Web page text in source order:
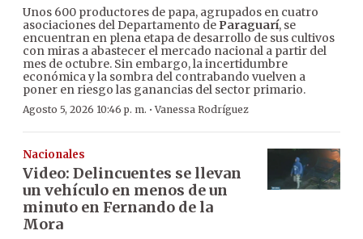
Unos 600 productores de papa, agrupados en cuatro
asociaciones del Departamento de Paraguarí, se
encuentran en plena etapa de desarrollo de sus cultivos
con miras a abastecer el mercado nacional a partir del
mes de octubre. Sin embargo, la incertidumbre
económica y la sombra del contrabando vuelven a
poner en riesgo las ganancias del sector primario.
Agosto 5, 2026 10:46 p. m. ·Vanessa Rodríguez
Nacionales
Video: Delincuentes se llevan
un vehículo en menos de un
minuto en Fernando de la
Mora